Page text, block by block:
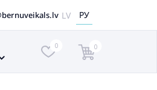
LV РУ
0 0